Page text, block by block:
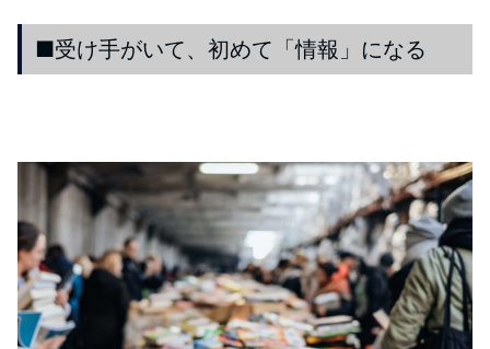
■受け手がいて、初めて「情報」になる